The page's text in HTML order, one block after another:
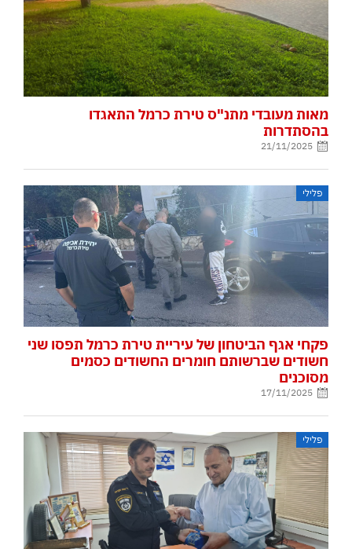
מאות מעובדי מתנ"ס טירת כרמל התאגדו
בהסתדרות
21/11/2025
פלילי
פקחי אגף הביטחון של עיריית טירת כרמל תפסו שני
חשודים שברשותם חומרים החשודים כסמים
מסוכנים
17/11/2025
פלילי